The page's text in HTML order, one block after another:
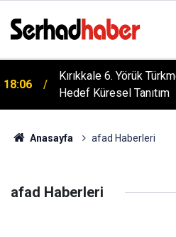
18:06
Kırıkkale 6. Yörük
Hedef Küresel Tanıtım
Anasayfa afad Haberleri
afad Haberleri